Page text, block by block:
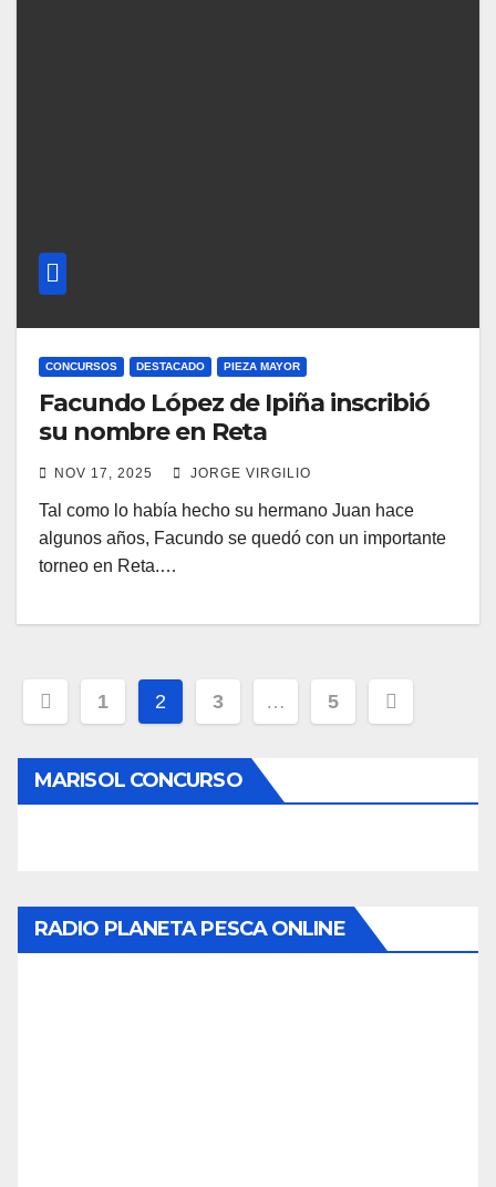
CONCURSOS DESTACADO PIEZA MAYOR
Facundo López de Ipiña inscribió
su nombre en Reta
NOV 17, 2025 JORGE VIRGILIO
Tal como lo había hecho su hermano Juan hace
algunos años, Facundo se quedó con un importante
torneo en Reta.…
Navegación
entradas
1 2 3 … 5
MARISOL CONCURSO
RADIO PLANETA PESCA ONLINE